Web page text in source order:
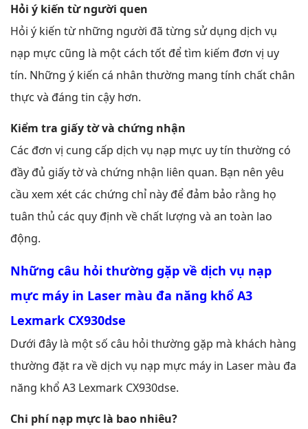
Hỏi ý kiến từ người quen
Hỏi ý kiến từ những người đã từng sử dụng dịch vụ
nạp mực cũng là một cách tốt để tìm kiếm đơn vị uy
tín. Những ý kiến cá nhân thường mang tính chất chân
thực và đáng tin cậy hơn.
Kiểm tra giấy tờ và chứng nhận
Các đơn vị cung cấp dịch vụ nạp mực uy tín thường có
đầy đủ giấy tờ và chứng nhận liên quan. Bạn nên yêu
cầu xem xét các chứng chỉ này để đảm bảo rằng họ
tuân thủ các quy định về chất lượng và an toàn lao
động.
Những câu hỏi thường gặp về dịch vụ nạp
mực máy in Laser màu đa năng khổ A3
Lexmark CX930dse
Dưới đây là một số câu hỏi thường gặp mà khách hàng
thường đặt ra về dịch vụ nạp mực máy in Laser màu đa
năng khổ A3 Lexmark CX930dse.
Chi phí nạp mực là bao nhiêu?